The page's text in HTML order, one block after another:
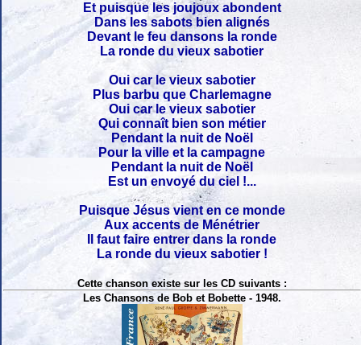
Et puisque les joujoux abondent
Dans les sabots bien alignés
Devant le feu dansons la ronde
La ronde du vieux sabotier
Oui car le vieux sabotier
Plus barbu que Charlemagne
Oui car le vieux sabotier
Qui connaît bien son métier
Pendant la nuit de Noël
Pour la ville et la campagne
Pendant la nuit de Noël
Est un envoyé du ciel !...
Puisque Jésus vient en ce monde
Aux accents de Ménétrier
Il faut faire entrer dans la ronde
La ronde du vieux sabotier !
Cette chanson existe sur les CD suivants :
Les Chansons de Bob et Bobette - 1948.